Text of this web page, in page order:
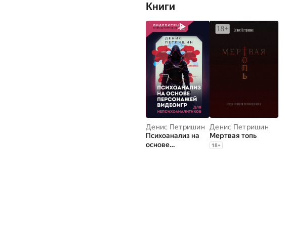
Книги
Денис Петришин
Психоанализ на
основе
Денис Петришин
Мертвая топь
18+